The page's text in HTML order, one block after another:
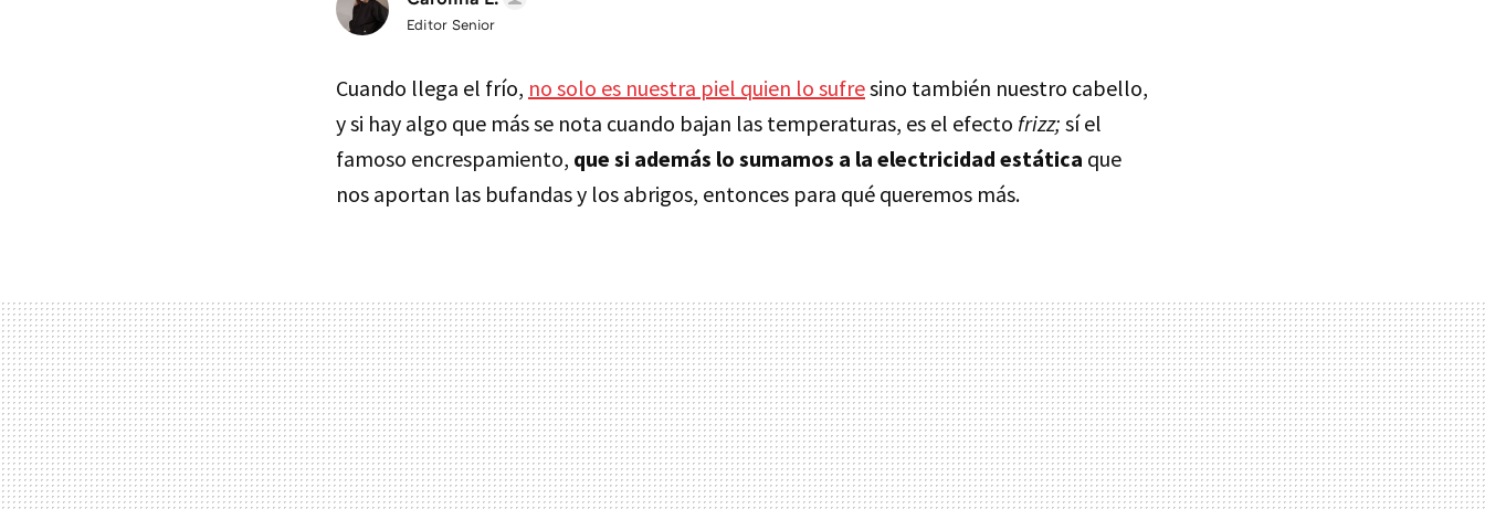
Editor Senior
Cuando llega el frío, no solo es nuestra piel quien lo sufresino también nuestro cabello,
y si hay algo que más se nota cuando bajan las temperaturas, es el efecto frizz; sí el
famoso encrespamiento, que si además lo sumamos a la electricidad estática que
nos aportan las bufandas y los abrigos, entonces para qué queremos más.